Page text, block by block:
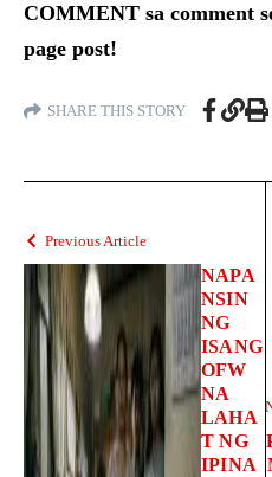
COMMENT sa comment
page post!
SHARE THIS STORY
Previous Article
NAPA
NSIN
NG
ISANG
OFW
NA
LAHA
T NG
IPINA